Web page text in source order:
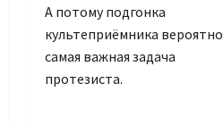
А потому подгонка
культеприёмника вероятно
самая важная задача
протезиста.